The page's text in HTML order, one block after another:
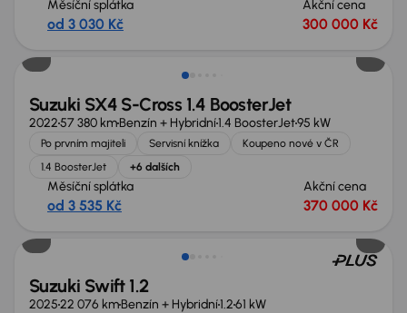
Měsíční splátka
od 3 030 Kč
Akční cena
300 000 Kč
Možnost odpočtu DPH
Suzuki SX4 S-Cross 1.4 BoosterJet
202257 380 kmBenzín + Hybridní1.4 BoosterJet95 kW
Po prvním majiteli Servisní knížka
Koupeno nové v ČR
1.4 BoosterJet
+6 dalších
Měsíční splátka
od 3 535 Kč
Akční cena
370 000 Kč
Možnost odpočtu DPH
Suzuki Swift 1.2
202522 076 kmBenzín + Hybridní1.261 kW